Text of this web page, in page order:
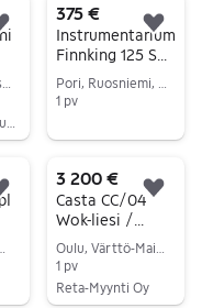
Lisää suosikiksi.
375 €
Instrumentarium
Finnking 125 S
suurkeittiöpata
+lohkokorit .
1 pv
Lisää suosikiksi.
3 200 €
Casta CC/04
Wok-liesi /
kaasuwok
1 pv
Reta-Myynti Oy